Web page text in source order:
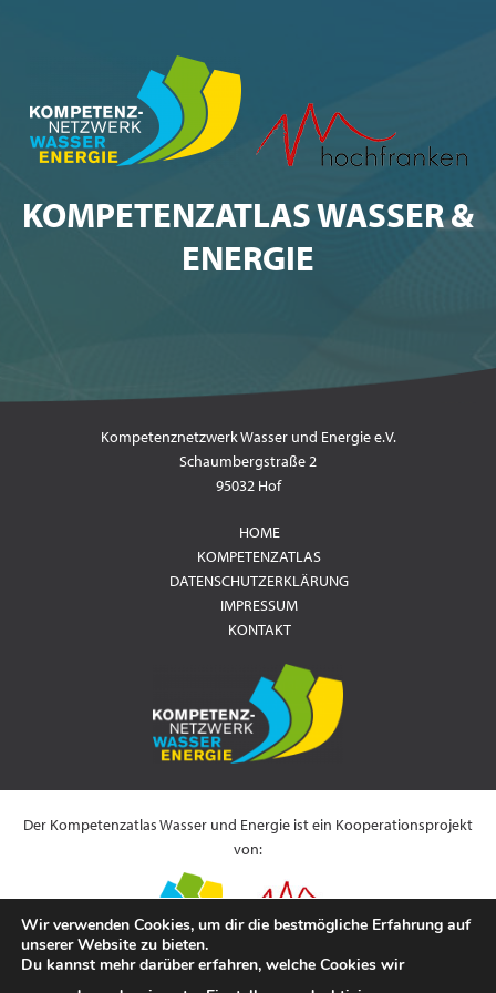
KOMPETENZATLAS WASSER &
ENERGIE
Kompetenznetzwerk Wasser und Energie e.V.
Schaumbergstraße 2
95032 Hof
HOME
KOMPETENZATLAS
DATENSCHUTZERKLÄRUNG
IMPRESSUM
KONTAKT
Der Kompetenzatlas Wasser und Energie ist ein Kooperationsprojekt
von:
Wir verwenden Cookies, um dir die bestmögliche Erfahrung auf
unserer Website zu bieten.
Du kannst mehr darüber erfahren, welche Cookies wir